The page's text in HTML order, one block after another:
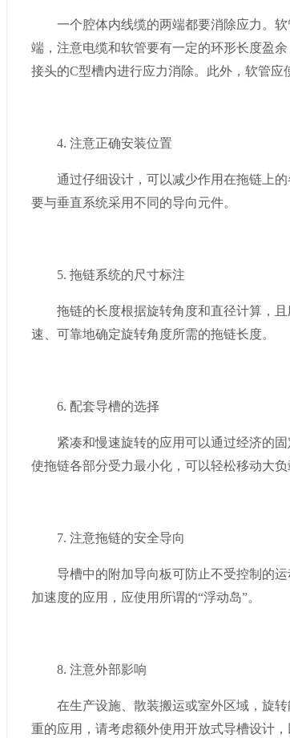
一个腔体内线缆的两端都要消除应力。软
端，注意电缆和软管要有一定的环形长度盈
接头的C型槽内进行应力消除。此外，软管应
4. 注意正确安装位置
通过仔细设计，可以减少作用在拖链上的
要与垂直系统采用不同的导向元件。
5. 拖链系统的尺寸标注
拖链的长度根据旋转角度和直径计算，且
速、可靠地确定旋转角度所需的拖链长度。
6. 配套导槽的选择
紧凑和慢速旋转的应用可以通过经济的固
使拖链各部分受力最小化，可以轻松移动大负
7. 注意拖链的安全导向
导槽中的附加导向板可防止不受控制的运
加速度的应用，应使用所谓的“浮动岛”。
8. 注意外部影响
在生产设施、散装搬运或室外区域，旋转
重的应用，请考虑额外使用开放式导槽设计